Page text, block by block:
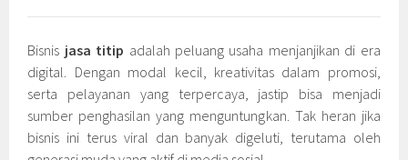
Bisnis jasa titip adalah peluang usaha menjanjikan di era
digital. Dengan modal kecil, kreativitas dalam promosi,
serta pelayanan yang terpercaya, jastip bisa menjadi
sumber penghasilan yang menguntungkan. Tak heran jika
bisnis ini terus viral dan banyak digeluti, terutama oleh